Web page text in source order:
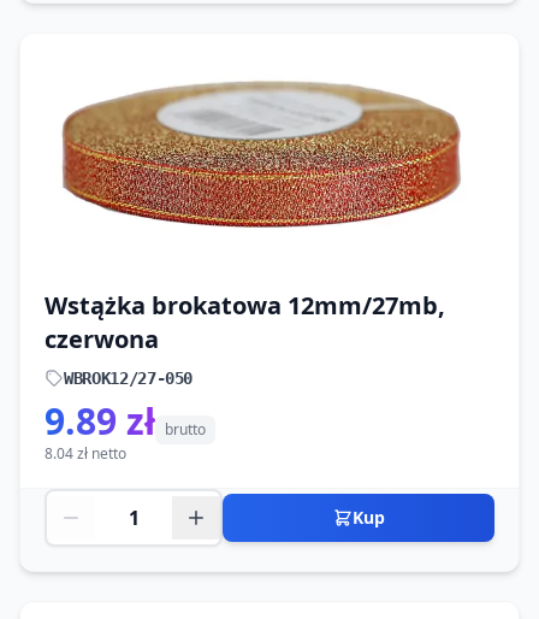
Wstążka brokatowa 12mm/27mb,
czerwona
WBROK12/27-050
9.89 zł brutto
8.04 zł netto
Kup